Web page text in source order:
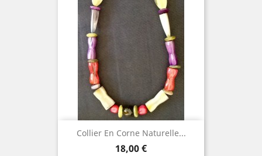
Collier En Corne Naturelle...
Prix
18,00 €